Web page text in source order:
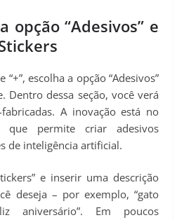
opção “Adesivos” e
escolha a opção “Adesivos”
Dentro dessa seção, você verá
A inovação está no
que permite criar adesivos
de inteligência artificial.
e inserir uma descrição
deseja – por exemplo, “gato
aniversário”. Em poucos